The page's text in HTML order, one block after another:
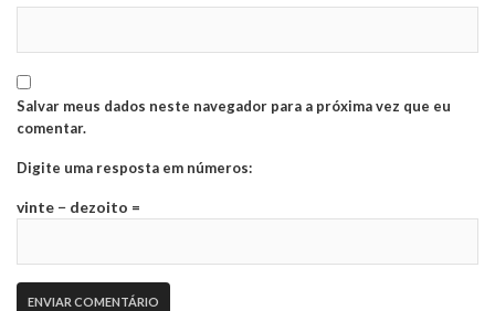
Salvar meus dados neste navegador para a próxima vez que eu
comentar.
Digite uma resposta em números:
vinte − dezoito =